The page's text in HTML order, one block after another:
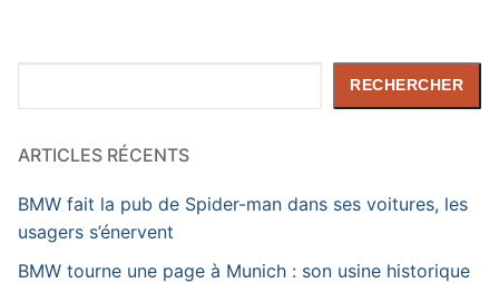
RECHERCHER
ARTICLES RÉCENTS
BMW fait la pub de Spider-man dans ses voitures, les
usagers s’énervent
BMW tourne une page à Munich : son usine historique